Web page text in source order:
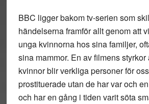
BBC ligger bakom tv-serien som
händelserna framför allt genom att
unga kvinnorna hos sina familjer,
sina mammor. En av filmens styrkor
kvinnor blir verkliga personer för
prostituerade utan de har var och
och har en gång i tiden varit söta